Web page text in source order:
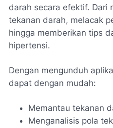
darah secara efektif. Dari
tekanan darah, melacak
hingga memberikan tips
hipertensi.
Dengan mengunduh
dapat dengan mudah:
Memantau tekanan
Menganalisis pola